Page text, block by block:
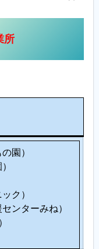
所
園）
ク）
ンターみね）